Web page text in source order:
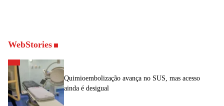
WebStories
Quimioembolização avança no SUS, mas acesso
ainda é desigual